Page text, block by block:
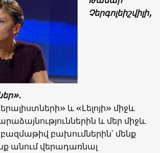
Չերգոլեիշվիլի,
և «Լելոյի» միջև
և մեր միջև
բախումներին՝ մենք
անում վերադառնալ